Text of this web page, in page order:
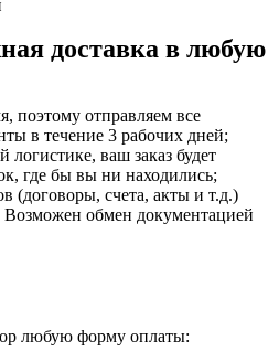
доставка в любую
поэтому отправляем все
в течение 3 рабочих дней;
логистике, ваш заказ будет
где бы вы ни находились;
(договоры, счета, акты и т.д.)
Возможен обмен документацией
любую форму оплаты: